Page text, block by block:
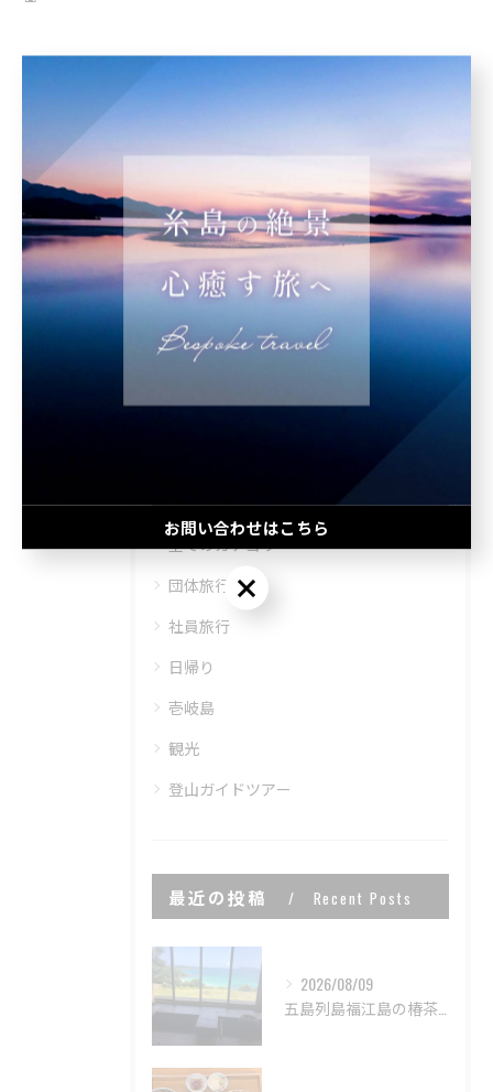
#五島列島
#日本の美
#田舎旅
次のページ >
Categories
全てのカテゴリー
団体旅行
社員旅行
日帰り
壱岐島
観光
登山ガイドツアー
最近の投稿 Recent Posts
2026/08/09
五島列島福江島の椿茶屋✨
お問い合わせはこちら
お問い合わせはこちら